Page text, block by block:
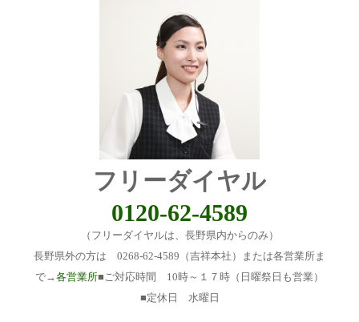
フリーダイヤル
0120-62-4589
（フリーダイヤルは、長野県内からのみ）
長野県外の方は 0268-62-4589（吉祥本社）または各営業所ま
で→各営業所■ご対応時間 10時～１７時（日曜祭日も営業）
■定休日 水曜日